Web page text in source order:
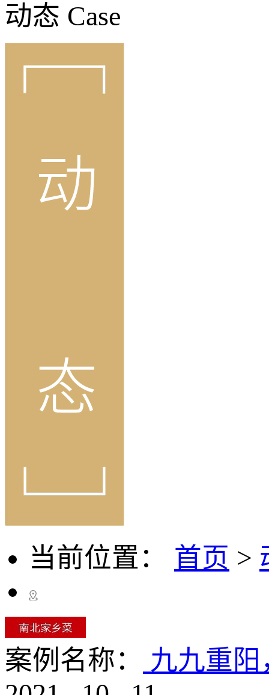
动态 Case
当前位置： 首页 >
案例名称：
九九重